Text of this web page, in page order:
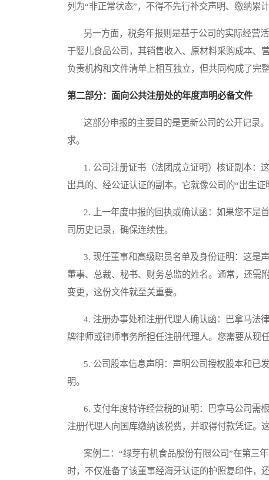
列为“非正常状态”，不得不先行补交声明、缴纳累
另一方面，税务年报则是基于公司的实际经营活
于婴儿食品公司，其销售收入、原材料采购成本、
负责机构和文件清单上相互独立，但共同构成了完
第二部分：面向公共注册处的年度声明必备文件
这部分申报的主要目的是更新公司的公开记录。
求。
1. 公司注册证书（法团成立证明）核证副本：
出具的、经公证认证的副本。它就像公司的“出生证
2. 上一年度申报的回执或确认函：如果您不是
司历史记录，确保连续性。
3. 现任董事和高级职员名单及身份证明：这是
董事、总裁、秘书、财务总监的姓名。通常，还需
变更，这份文件就至关重要。
4. 注册办事处和注册代理人确认函：巴拿马法
牌律师或律师事务所担任注册代理人。您需要从现
5. 公司股本信息声明：声明公司授权股本和已
明。
6. 支付年度特许经营税的证明：巴拿马公司需
注册代理人向国库缴纳该税费，并取得付款凭证。
案例二：“绿芽有机食品股份有限公司”在第三
时，不仅准备了该董事经海牙认证的护照复印件，